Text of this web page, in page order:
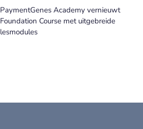
PaymentGenes Academy vernieuwt
Foundation Course met uitgebreide
lesmodules